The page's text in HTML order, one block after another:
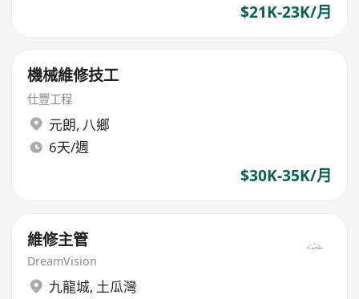
$21K-23K/月
機械維修技工
仕豐工程
元朗, 八鄉
6天/週
$30K-35K/月
維修主管
DreamVision
九龍城, 土瓜灣